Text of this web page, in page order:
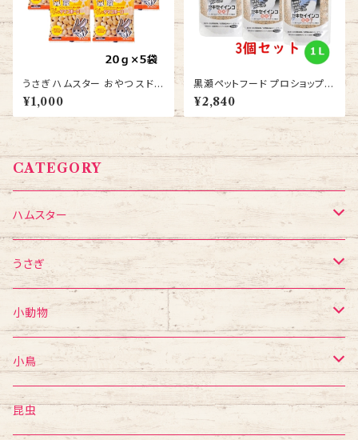
うさぎ ハムスター おやつ スドー
ちょびっと タマゴボーロ 20ｇ 5
袋 送料無料
¥1,000
黒瀬ペットフード プロショップ専
用 マニア（mania） セキセイイン
コ1L 餌 エサ 3個セット 送料無
料
¥2,840
CATEGORY
ハムスター
フード・おやつ
食器・給水ボトル
かじり木・おもちゃ
ゲージ・ハウス
うさぎ
フード・おやつ
食器・給水ボトル
かじり木・おもちゃ
小動物
フード・おやつ
食器・給水ボトル
小鳥
mania
昆虫